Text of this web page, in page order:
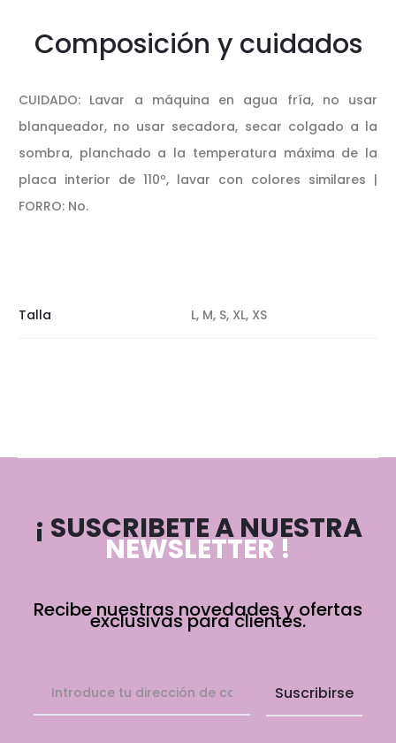
Composición y cuidados
CUIDADO: Lavar a máquina en agua fría, no usar
blanqueador, no usar secadora, secar colgado a la
sombra, planchado a la temperatura máxima de la
placa interior de 110º, lavar con colores similares |
FORRO: No.
Talla L, M, S, XL, XS
¡ SUSCRIBETE A NUESTRA
NEWSLETTER !
Recibe nuestras novedades y ofertas
exclusivas para clientes.